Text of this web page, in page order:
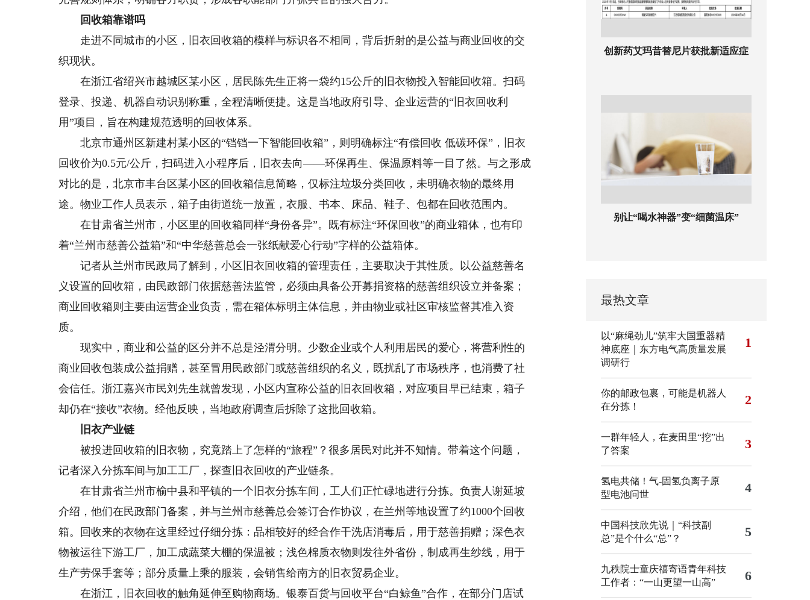
回收箱靠谱吗
走进不同城市的小区，旧衣回收箱的模样与标识各不相同，背后折射的是公益与商业回收的交
织现状。
在浙江省绍兴市越城区某小区，居民陈先生正将一袋约15公斤的旧衣物投入智能回收箱。扫码
登录、投递、机器自动识别称重，全程清晰便捷。这是当地政府引导、企业运营的“旧衣回收利
用”项目，旨在构建规范透明的回收体系。
北京市通州区新建村某小区的“铛铛一下智能回收箱”，则明确标注“有偿回收 低碳环保”，旧衣
回收价为0.5元/公斤，扫码进入小程序后，旧衣去向——环保再生、保温原料等一目了然。与之形成
对比的是，北京市丰台区某小区的回收箱信息简略，仅标注垃圾分类回收，未明确衣物的最终用
途。物业工作人员表示，箱子由街道统一放置，衣服、书本、床品、鞋子、包都在回收范围内。
在甘肃省兰州市，小区里的回收箱同样“身份各异”。既有标注“环保回收”的商业箱体，也有印
着“兰州市慈善公益箱”和“中华慈善总会一张纸献爱心行动”字样的公益箱体。
记者从兰州市民政局了解到，小区旧衣回收箱的管理责任，主要取决于其性质。以公益慈善名
义设置的回收箱，由民政部门依据慈善法监管，必须由具备公开募捐资格的慈善组织设立并备案；
商业回收箱则主要由运营企业负责，需在箱体标明主体信息，并由物业或社区审核监督其准入资
质。
现实中，商业和公益的区分并不总是泾渭分明。少数企业或个人利用居民的爱心，将营利性的
商业回收包装成公益捐赠，甚至冒用民政部门或慈善组织的名义，既扰乱了市场秩序，也消费了社
会信任。浙江嘉兴市民刘先生就曾发现，小区内宣称公益的旧衣回收箱，对应项目早已结束，箱子
却仍在“接收”衣物。经他反映，当地政府调查后拆除了这批回收箱。
旧衣产业链
被投进回收箱的旧衣物，究竟踏上了怎样的“旅程”？很多居民对此并不知情。带着这个问题，
记者深入分拣车间与加工工厂，探查旧衣回收的产业链条。
在甘肃省兰州市榆中县和平镇的一个旧衣分拣车间，工人们正忙碌地进行分拣。负责人谢延坡
介绍，他们在民政部门备案，并与兰州市慈善总会签订合作协议，在兰州等地设置了约1000个回收
箱。回收来的衣物在这里经过仔细分拣：品相较好的经合作干洗店消毒后，用于慈善捐赠；深色衣
物被运往下游工厂，加工成蔬菜大棚的保温被；浅色棉质衣物则发往外省份，制成再生纱线，用于
生产劳保手套等；部分质量上乘的服装，会销售给南方的旧衣贸易企业。
在浙江，旧衣回收的触角延伸至购物商场。银泰百货与回收平台“白鲸鱼”合作，在部分门店试
创新药艾玛昔替尼片获批新适应症
别让“喝水神器”变“细菌温床”
最热文章
以“麻绳劲儿”筑牢大国重器精
神底座｜东方电气高质量发展
调研行
1
你的邮政包裹，可能是机器人
在分拣！
2
一群年轻人，在麦田里“挖”出
了答案
3
氢电共储！气-固氢负离子原
型电池问世
4
中国科技欣先说｜“科技副
总”是个什么“总”？
5
九秩院士童庆禧寄语青年科技
工作者：“一山更望一山高”
6